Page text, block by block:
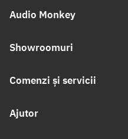
Audio Monkey
Showroomuri
Comenzi și servicii
Ajutor